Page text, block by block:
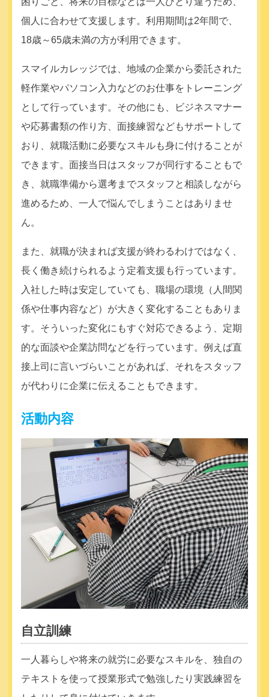
個人に合わせて支援します。利用期間は2年間で、
18歳～65歳未満の方が利用できます。
スマイルカレッジでは、地域の企業から委託された
軽作業やパソコン入力などのお仕事をトレーニング
として行っています。その他にも、ビジネスマナー
や応募書類の作り方、面接練習などもサポートして
おり、就職活動に必要なスキルも身に付けることが
できます。面接当日はスタッフが同行することもで
き、就職準備から選考までスタッフと相談しながら
進めるため、一人で悩んでしまうことはありませ
ん。
また、就職が決まれば支援が終わるわけではなく、
長く働き続けられるよう定着支援も行っています。
入社した時は安定していても、職場の環境（人間関
係や仕事内容など）が大きく変化することもありま
す。そういった変化にもすぐ対応できるよう、定期
的な面談や企業訪問などを行っています。例えば直
接上司に言いづらいことがあれば、それをスタッフ
が代わりに企業に伝えることもできます。
活動内容
自立訓練
一人暮らしや将来の就労に必要なスキルを、独自の
テキストを使って授業形式で勉強したり実践練習を